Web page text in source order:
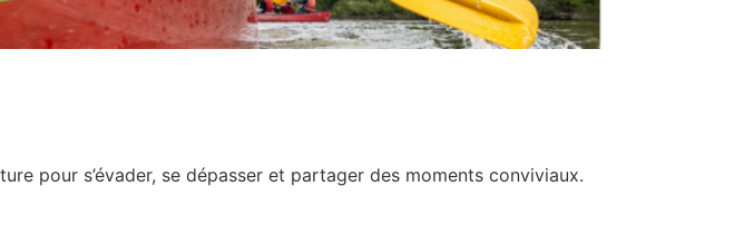
pour s’évader, se dépasser et partager des moments conviviaux.